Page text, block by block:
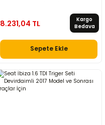
8.231,04 TL
Kargo
Bedava
Sepete Ekle